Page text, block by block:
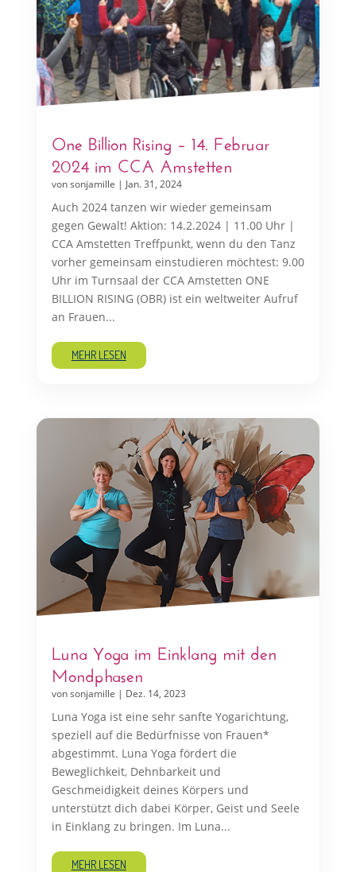
One Billion Rising – 14. Februar
2024 im CCA Amstetten
vonsonjamille | Jan. 31, 2024
Auch 2024 tanzen wir wieder gemeinsam
gegen Gewalt! Aktion: 14.2.2024 | 11.00 Uhr |
CCA Amstetten Treffpunkt, wenn du den Tanz
vorher gemeinsam einstudieren möchtest: 9.00
Uhr im Turnsaal der CCA Amstetten ONE
BILLION RISING (OBR) ist ein weltweiter Aufruf
an Frauen...
MEHR LESEN
Luna Yoga im Einklang mit den
Mondphasen
vonsonjamille | Dez. 14, 2023
Luna Yoga ist eine sehr sanfte Yogarichtung,
speziell auf die Bedürfnisse von Frauen*
abgestimmt. Luna Yoga fördert die
Beweglichkeit, Dehnbarkeit und
Geschmeidigkeit deines Körpers und
unterstützt dich dabei Körper, Geist und Seele
in Einklang zu bringen. Im Luna...
MEHR LESEN